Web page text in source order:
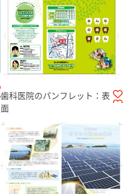
歯科医院のパンフレット：表
面